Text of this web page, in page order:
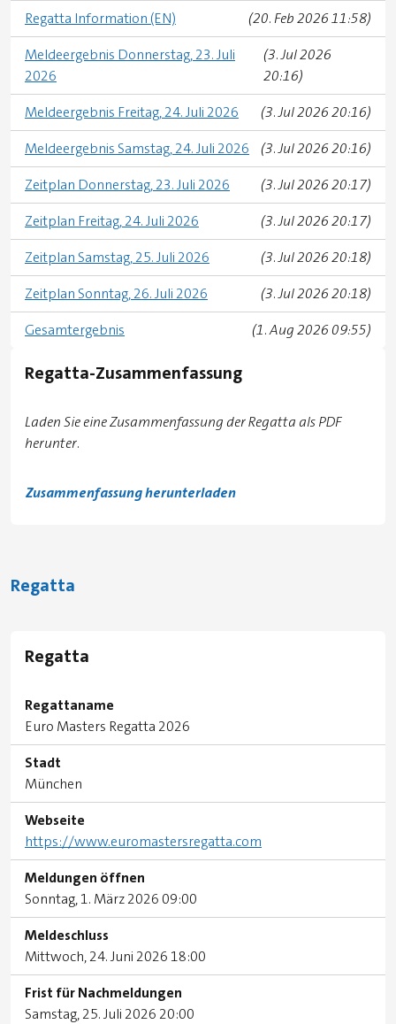
Regatta Information (EN)
(20. Feb 2026 11:58)
Meldeergebnis Donnerstag, 23. Juli
2026
(3. Jul 2026
20:16)
Meldeergebnis Freitag, 24. Juli 2026
(3. Jul 2026 20:16)
Meldeergebnis Samstag, 24. Juli 2026
(3. Jul 2026 20:16)
Zeitplan Donnerstag, 23. Juli 2026
(3. Jul 2026 20:17)
Zeitplan Freitag, 24. Juli 2026
(3. Jul 2026 20:17)
Zeitplan Samstag, 25. Juli 2026
(3. Jul 2026 20:18)
Zeitplan Sonntag, 26. Juli 2026
(3. Jul 2026 20:18)
Gesamtergebnis
(1. Aug 2026 09:55)
Regatta-Zusammenfassung
Laden Sie eine Zusammenfassung der Regatta als PDF
herunter.
Zusammenfassung herunterladen
Regatta
Regatta
Regattaname
Euro Masters Regatta 2026
Stadt
München
Webseite
https://www.euromastersregatta.com
Meldungen öffnen
Sonntag, 1. März 2026 09:00
Meldeschluss
Mittwoch, 24. Juni 2026 18:00
Frist für Nachmeldungen
Samstag, 25. Juli 2026 20:00